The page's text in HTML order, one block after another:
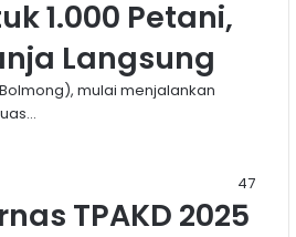
1.000 Petani,
Langsung
mulai menjalankan
47
TPAKD 2025